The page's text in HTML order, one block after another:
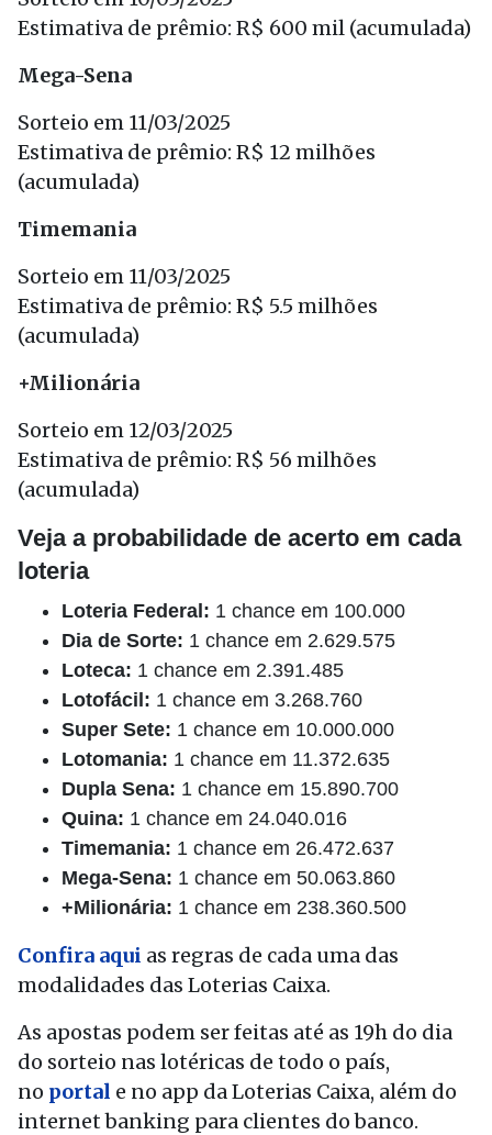
Estimativa de prêmio: R$ 600 mil (acumulada)
Mega-Sena
Sorteio em 11/03/2025
Estimativa de prêmio: R$ 12 milhões
(acumulada)
Timemania
Sorteio em 11/03/2025
Estimativa de prêmio: R$ 5.5 milhões
(acumulada)
+Milionária
Sorteio em 12/03/2025
Estimativa de prêmio: R$ 56 milhões
(acumulada)
Veja a probabilidade de acerto em cada
loteria
Loteria Federal: 1 chance em 100.000
Dia de Sorte: 1 chance em 2.629.575
Loteca: 1 chance em 2.391.485
Lotofácil: 1 chance em 3.268.760
Super Sete: 1 chance em 10.000.000
Lotomania: 1 chance em 11.372.635
Dupla Sena: 1 chance em 15.890.700
Quina: 1 chance em 24.040.016
Timemania: 1 chance em 26.472.637
Mega-Sena: 1 chance em 50.063.860
+Milionária: 1 chance em 238.360.500
Confira aqui as regras de cada uma das
modalidades das Loterias Caixa.
As apostas podem ser feitas até as 19h do dia
do sorteio nas lotéricas de todo o país,
no portal e no app da Loterias Caixa, além do
internet banking para clientes do banco.